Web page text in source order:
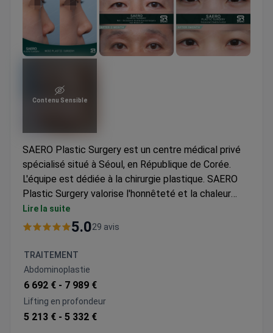
Contenu Sensible
SAERO Plastic Surgery est un centre médical privé
spécialisé situé à Séoul, en République de Corée.
L'équipe est dédiée à la chirurgie plastique. SAERO
Plastic Surgery valorise l'honnêteté et la chaleur
entre le chirurgien et le patient, et vise à établir un
plan médical précis avec uniquement les procédures
qu'aux adultes. Les patients d'Europe et du
Commonwealth, d'Asie, des États-Unis, du Canada et
d'Australie visitent la clinique le plus souvent.
Lire la suite
5.029 avis
TRAITEMENT
Abdominoplastie
6 692 € - 7 989 €
Lifting en profondeur
5 213 € - 5 332 €